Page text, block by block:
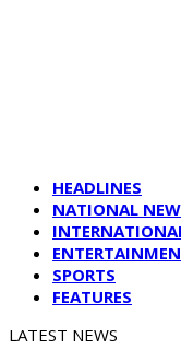
HEADLINES
NATIONAL
SPORTS
FEATURES
LATEST NEWS